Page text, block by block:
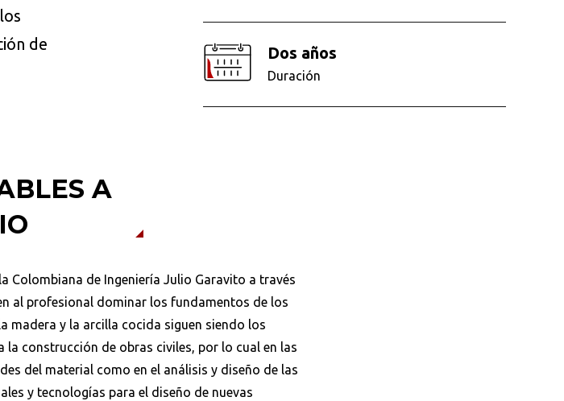
Dos años
Duración
de
A
Colombiana de Ingeniería Julio Garavito a través
al profesional dominar los fundamentos de los
madera y la arcilla cocida siguen siendo los
la construcción de obras civiles, por lo cual en las
del material como en el análisis y diseño de las
y tecnologías para el diseño de nuevas